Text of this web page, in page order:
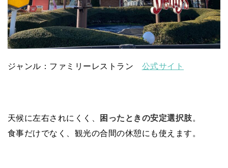
ジャンル：ファミリーレストラン 公式サイト
天候に左右されにくく、 困ったときの安定選択肢。
食事だけでなく、観光の合間の休憩にも使えます。